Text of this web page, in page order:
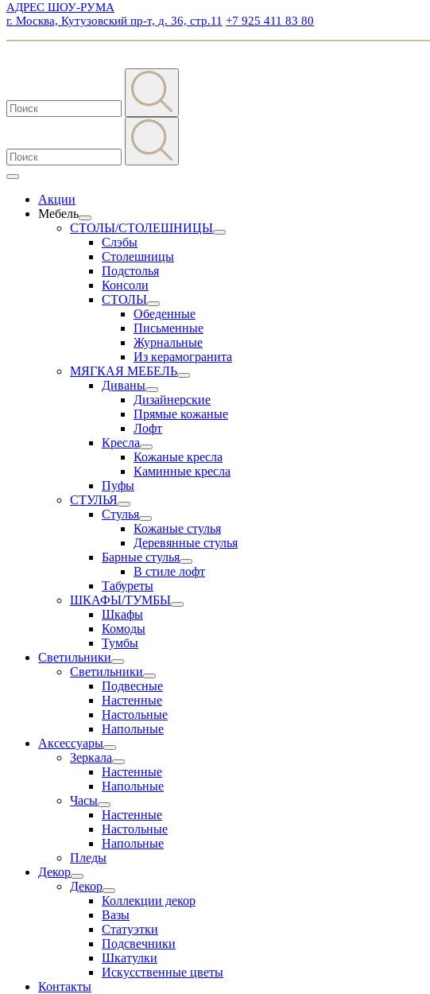
АДРЕС ШОУ-РУМА
г. Москва, Кутузовский пр-т, д. 36, стр.11 +7 925 411 83 80
Акции
Мебель
СТОЛЫ/СТОЛЕШНИЦЫ
Слэбы
Столешницы
Подстолья
Консоли
СТОЛЫ
Обеденные
Письменные
Журнальные
Из керамогранита
МЯГКАЯ МЕБЕЛЬ
Диваны
Дизайнерские
Прямые кожаные
Лофт
Кресла
Кожаные кресла
Каминные кресла
Пуфы
СТУЛЬЯ
Стулья
Кожаные стулья
Деревянные стулья
Барные стулья
В стиле лофт
Табуреты
ШКАФЫ/ТУМБЫ
Шкафы
Комоды
Тумбы
Светильники
Светильники
Подвесные
Настенные
Настольные
Напольные
Аксессуары
Зеркала
Настенные
Напольные
Часы
Настенные
Настольные
Напольные
Пледы
Декор
Декор
Коллекции декор
Вазы
Статуэтки
Подсвечники
Шкатулки
Искусственные цветы
Контакты